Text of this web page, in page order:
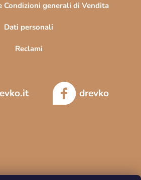
Condizioni generali di Vendita
Dati personali
Reclami
drevko